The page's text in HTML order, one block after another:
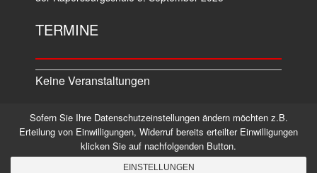
TERMINE
Keine Veranstaltungen
Datenschutz Impressum
©2026 Alle Rechte vorbehalten.
Sofern Sie Ihre Datenschutzeinstellungen ändern möchten z.B.
Erteilung von Einwilligungen, Widerruf bereits erteilter Einwilligungen
klicken Sie auf nachfolgenden Button.
EINSTELLUNGEN